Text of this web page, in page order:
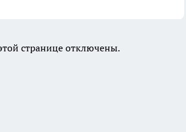
странице отключены.